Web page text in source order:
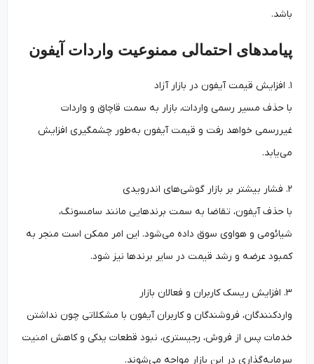
پیامدهای احتمالی ممنوعیت واردات آیفون
با حذف مسیر رسمی واردات، بازار به سمت قاچاق و واردات
غیررسمی خواهد رفت و قیمت آیفون به‌طور چشمگیری افزایش
می‌یابد.
با حذف آیفون، تقاضا به سمت برندهایی مانند سامسونگ،
شیائومی و هواوی سوق داده می‌شود. این امر ممکن است منجر به
کمبود عرضه و رشد قیمت در سایر برندها نیز شود.
واردکنندگان، فروشندگان و کاربران آیفون با مشکلاتی چون نداشتن
خدمات پس از فروش، رجیستری، نبود قطعات یدکی و کاهش امنیت
سرمایه‌گذاری در این بازار مواجه می‌شوند.